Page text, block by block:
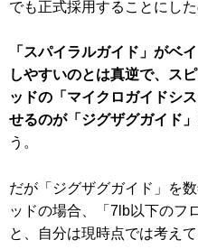
でも正式採用することにした
「スパイラルガイド」がベ
しやすいのとは真逆で、ス
ッドの「マイクロガイドシ
せるのが「ジグザグガイド」
う。
だが「ジグザグガイド」を
ッドの場合、「7lb以下のフ
と、自分は現時点では考えて